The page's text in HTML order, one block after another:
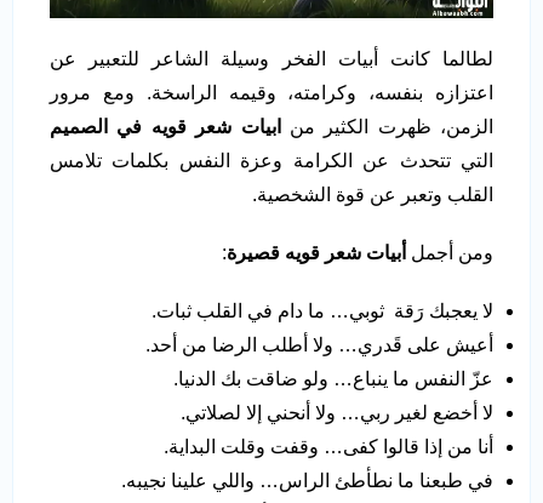
لطالما كانت أبيات الفخر وسيلة الشاعر للتعبير عن
اعتزازه بنفسه، وكرامته، وقيمه الراسخة. ومع مرور
الزمن، ظهرت الكثير من
ابيات شعر قويه في الصميم
التي تتحدث عن الكرامة وعزة النفس بكلمات تلامس
القلب وتعبر عن قوة الشخصية.
ومن أجمل أبيات شعر قويه قصيرة:
لا يعجبك رَقة ثوبي… ما دام في القلب ثبات.
أعيش على قَدري… ولا أطلب الرضا من أحد.
عزّ النفس ما ينباع… ولو ضاقت بك الدنيا.
لا أخضع لغير ربي… ولا أنحني إلا لصلاتي.
أنا من إذا قالوا كفى… وقفت وقلت البداية.
في طبعنا ما نطأطئ الراس… واللي علينا نجيبه.